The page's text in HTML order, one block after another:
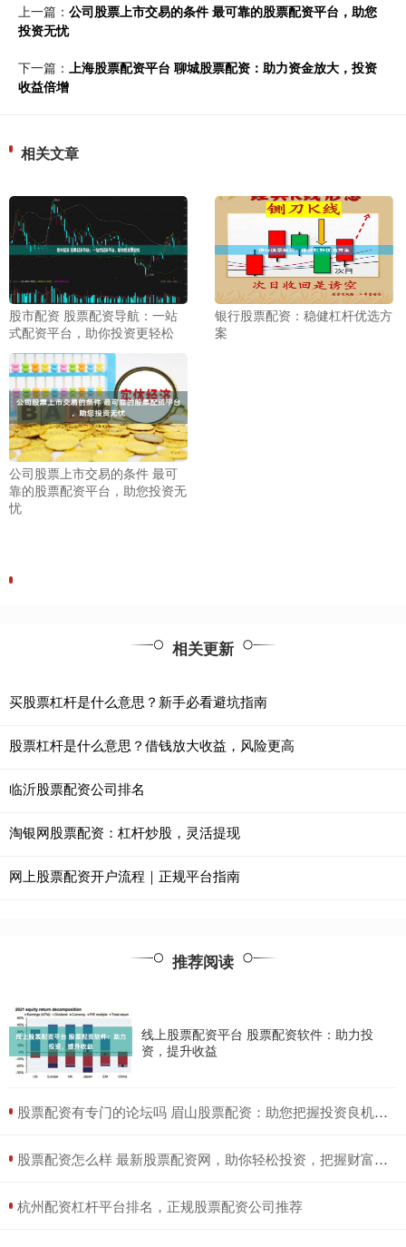
上一篇： 公司股票上市交易的条件 最可靠的股票配资平台，助您
投资无忧
下一篇： 上海股票配资平台 聊城股票配资：助力资金放大，投资
收益倍增
相关文章
股市配资 股票配资导航：一站
式配资平台，助你投资更轻松
银行股票配资：稳健杠杆优选方
案
公司股票上市交易的条件 最可
靠的股票配资平台，助您投资无
忧
相关更新
买股票杠杆是什么意思？新手必看避坑指南
股票杠杆是什么意思？借钱放大收益，风险更高
临沂股票配资公司排名
淘银网股票配资：杠杆炒股，灵活提现
网上股票配资开户流程｜正规平台指南
推荐阅读
线上股票配资平台 股票配资软件：助力投
资，提升收益
​股票配资有专门的论坛吗 眉山股票配资：助您把握投资良机，实现财富增值
​股票配资怎么样 最新股票配资网，助你轻松投资，把握财富先机
​杭州配资杠杆平台排名，正规股票配资公司推荐